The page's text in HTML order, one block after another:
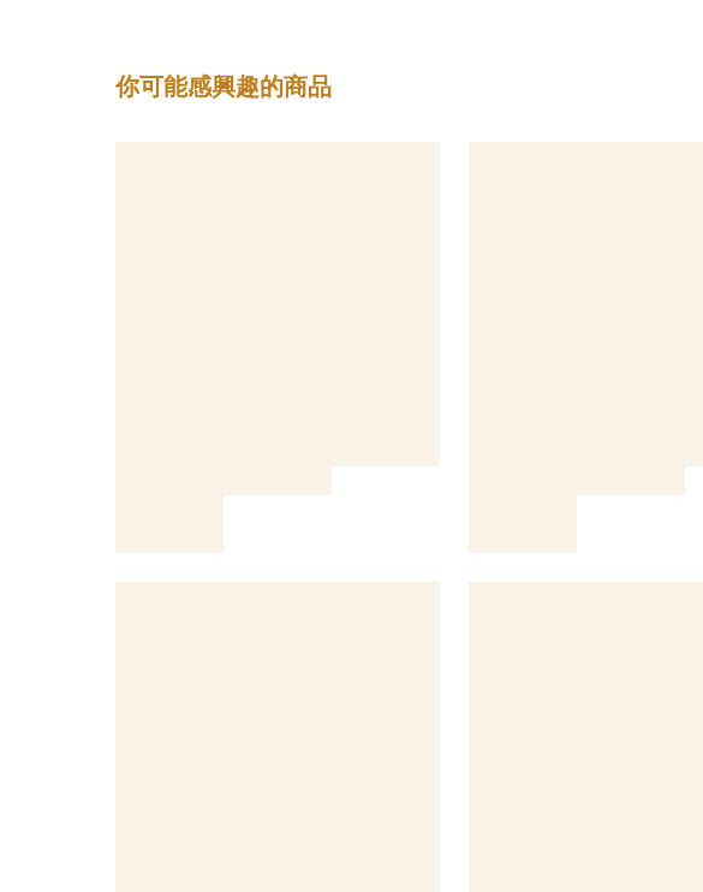
你可能感興趣的商品